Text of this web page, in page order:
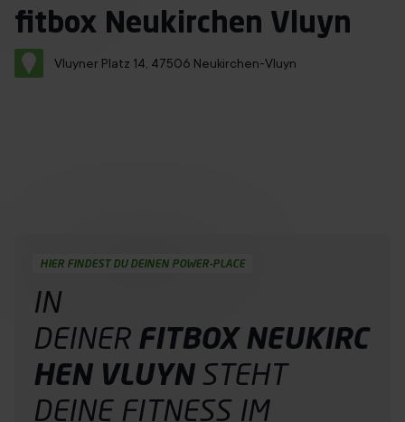
Über uns
Franchise
fitbox Neukirchen Vluyn
Vluyner Platz 14, 47506 Neukirchen-Vluyn
HIER FINDEST DU DEINEN POWER-PLACE
IN
DEINER FITBOX NEUKIRC
HEN VLUYN STEHT
DEINE FITNESS IM